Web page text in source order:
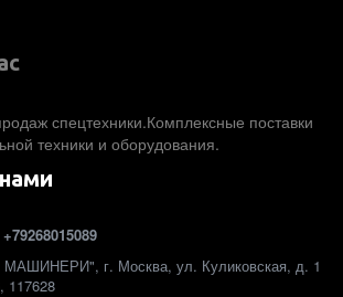
спецтехники.Комплексные поставки
техники и оборудования.
+79268015089
МАШИНЕРИ", г. Москва, ул. Куликовская, д. 1
, 117628